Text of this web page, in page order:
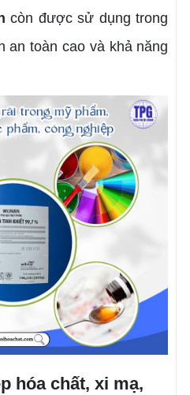
còn được sử dụng trong
an toàn cao và khả năng
hóa chất, xi mạ,